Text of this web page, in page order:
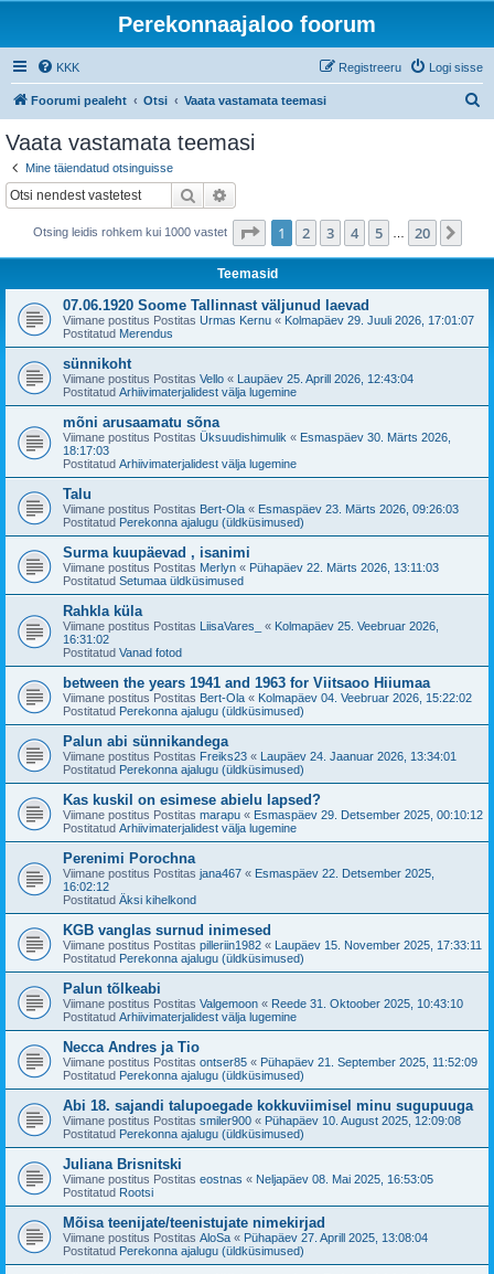
Perekonnaajaloo foorum
KKK Logi sisse
Registreeru
Foorumi pealeht Otsi Vaata vastamata teemasi
Vaata vastamata teemasi
Mine täiendatud otsinguisse
Otsi
Otsing leidis rohkem kui 1000 vastet 1 . leht20 -st
1 2 3 4 5 20
Teemasid
07.06.1920 Soome Tallinnast väljunud laevad
Viimane postitus Postitas Urmas Kernu « Kolmapäev 29. Juuli 2026, 17:01:07
Postitatud Merendus
sünnikoht
Viimane postitus Postitas Vello « Laupäev 25. Aprill 2026, 12:43:04
Postitatud Arhiivimaterjalidest välja lugemine
mõni arusaamatu sõna
Viimane postitus Postitas Üksuudishimulik « Esmaspäev 30. Märts 2026,
18:17:03
Postitatud Arhiivimaterjalidest välja lugemine
Talu
Viimane postitus Postitas Bert-Ola « Esmaspäev 23. Märts 2026, 09:26:03
Postitatud Perekonna ajalugu (üldküsimused)
Surma kuupäevad , isanimi
Viimane postitus Postitas Merlyn « Pühapäev 22. Märts 2026, 13:11:03
Postitatud Setumaa üldküsimused
Rahkla küla
Viimane postitus Postitas LiisaVares_ « Kolmapäev 25. Veebruar 2026,
16:31:02
Postitatud Vanad fotod
between the years 1941 and 1963 for Viitsaoo Hiiumaa
Viimane postitus Postitas Bert-Ola « Kolmapäev 04. Veebruar 2026, 15:22:02
Postitatud Perekonna ajalugu (üldküsimused)
Palun abi sünnikandega
Viimane postitus Postitas Freiks23 « Laupäev 24. Jaanuar 2026, 13:34:01
Postitatud Perekonna ajalugu (üldküsimused)
Kas kuskil on esimese abielu lapsed?
Viimane postitus Postitas marapu « Esmaspäev 29. Detsember 2025, 00:10:12
Postitatud Arhiivimaterjalidest välja lugemine
Perenimi Porochna
Viimane postitus Postitas jana467 « Esmaspäev 22. Detsember 2025,
16:02:12
Postitatud Äksi kihelkond
KGB vanglas surnud inimesed
Viimane postitus Postitas pilleriin1982 « Laupäev 15. November 2025, 17:33:11
Postitatud Perekonna ajalugu (üldküsimused)
Palun tõlkeabi
Viimane postitus Postitas Valgemoon « Reede 31. Oktoober 2025, 10:43:10
Postitatud Arhiivimaterjalidest välja lugemine
Necca Andres ja Tio
Viimane postitus Postitas ontser85 « Pühapäev 21. September 2025, 11:52:09
Postitatud Perekonna ajalugu (üldküsimused)
Abi 18. sajandi talupoegade kokkuviimisel minu sugupuuga
Viimane postitus Postitas smiler900 « Pühapäev 10. August 2025, 12:09:08
Postitatud Perekonna ajalugu (üldküsimused)
Juliana Brisnitski
Viimane postitus Postitas eostnas « Neljapäev 08. Mai 2025, 16:53:05
Postitatud Rootsi
Mõisa teenijate/teenistujate nimekirjad
Viimane postitus Postitas AloSa « Pühapäev 27. Aprill 2025, 13:08:04
Postitatud Perekonna ajalugu (üldküsimused)